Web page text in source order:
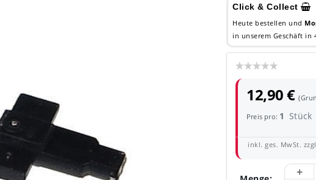
Click & Collect
Heute bestellen und
in unserem Geschäft in
12,90 €
Preis pro: 1 Stück
inkl. ges. MwSt.